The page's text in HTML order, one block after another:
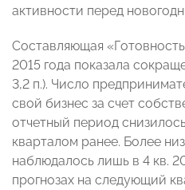
активности перед
Составляющая
2015 года показала
3,2 п.). Число
свой бизнес за счет
отчетный период
кварталом ранее. Более
наблюдалось лишь в 4 кв.
прогнозах на следующий